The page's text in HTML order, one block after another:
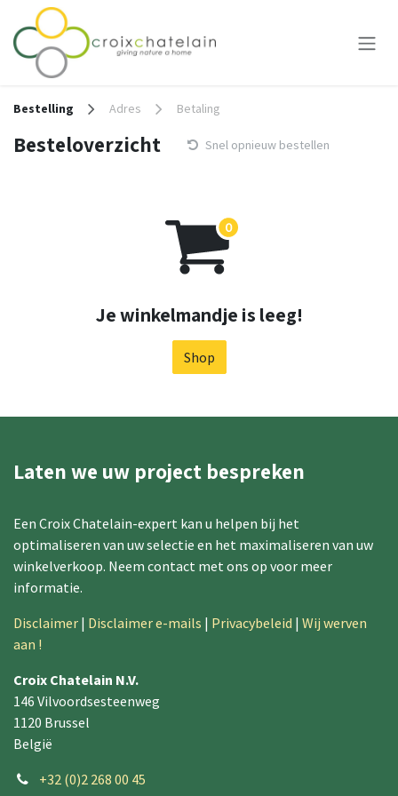
Overslaan naar inhoud
Bestelling Adres Betaling
Besteloverzicht Snel opnieuw bestellen
Je winkelmandje is leeg!
Shop
Laten we uw project bespreken
Een Croix Chatelain-expert kan u helpen bij het
optimaliseren van uw selectie en het maximaliseren van uw
winkelverkoop. Neem contact met ons op voor meer
informatie.
Disclaimer | Disclaimer e-mails | Privacybeleid | Wij werven
aan !
Croix Chatelain N.V.
146 Vilvoordsesteenweg
1120 Brussel
België
+32 (0)2 268 00 45